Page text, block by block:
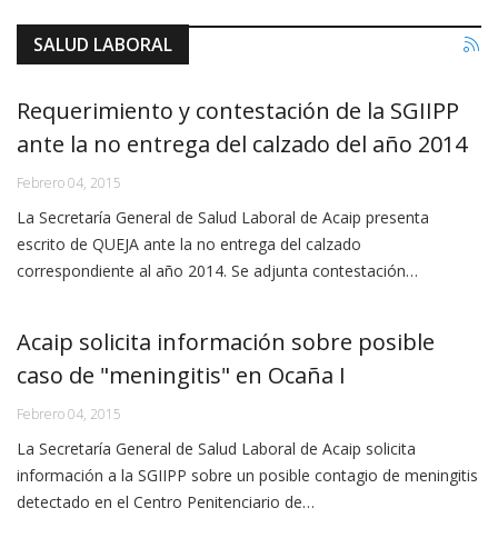
SALUD LABORAL
Requerimiento y contestación de la SGIIPP
ante la no entrega del calzado del año 2014
Febrero 04, 2015
La Secretaría General de Salud Laboral de Acaip presenta
escrito de QUEJA ante la no entrega del calzado
correspondiente al año 2014. Se adjunta contestación…
Acaip solicita información sobre posible
caso de "meningitis" en Ocaña I
Febrero 04, 2015
La Secretaría General de Salud Laboral de Acaip solicita
información a la SGIIPP sobre un posible contagio de meningitis
detectado en el Centro Penitenciario de…